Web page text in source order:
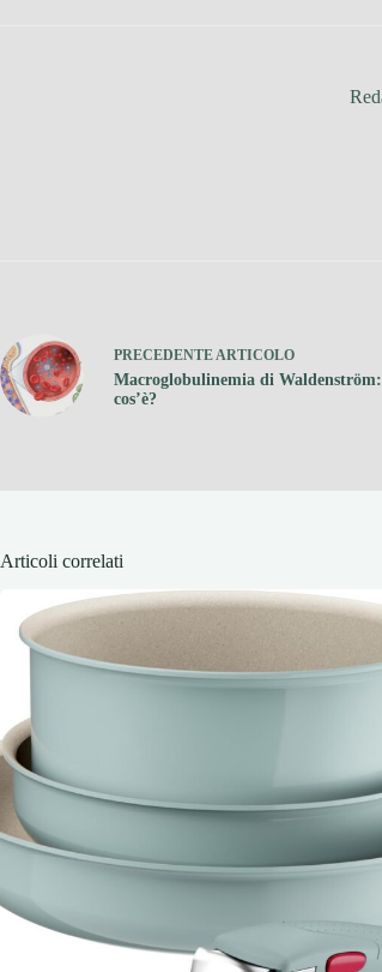
PRECEDENTE ARTICOLO
Macroglobulinemia di
cos’è?
Articoli correlati